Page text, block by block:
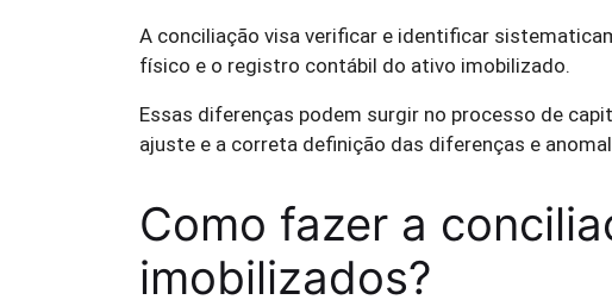
A conciliação visa verificar e identificar
físico e o registro contábil do ativo imobilizado.
Essas diferenças podem surgir no processo de
ajuste e a correta definição das diferenças e
Como fazer a
imobilizados?